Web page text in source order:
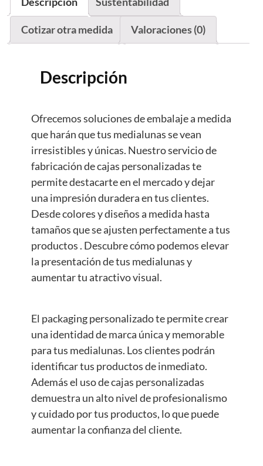
Cotizar otra medida Valoraciones (0)
Descripción
Ofrecemos soluciones de embalaje a medida
que harán que tus medialunas se vean
irresistibles y únicas. Nuestro servicio de
fabricación de cajas personalizadas te
permite destacarte en el mercado y dejar
una impresión duradera en tus clientes.
Desde colores y diseños a medida hasta
tamaños que se ajusten perfectamente a tus
productos . Descubre cómo podemos elevar
la presentación de tus medialunas y
aumentar tu atractivo visual.
El packaging personalizado te permite crear
una identidad de marca única y memorable
para tus medialunas. Los clientes podrán
identificar tus productos de inmediato.
Además el uso de cajas personalizadas
demuestra un alto nivel de profesionalismo
y cuidado por tus productos, lo que puede
aumentar la confianza del cliente.